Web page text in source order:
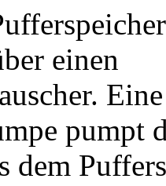
einen
Eine
pumpt
dem